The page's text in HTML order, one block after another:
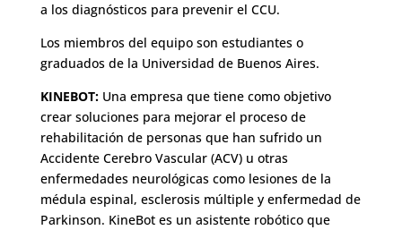
a los diagnósticos para prevenir el CCU.
Los miembros del equipo son estudiantes o
graduados de la Universidad de Buenos Aires.
KINEBOT:Una empresa que tiene como objetivo
crear soluciones para mejorar el proceso de
rehabilitación de personas que han sufrido un
Accidente Cerebro Vascular (ACV) u otras
enfermedades neurológicas como lesiones de la
médula espinal, esclerosis múltiple y enfermedad de
Parkinson. KineBot es un asistente robótico que